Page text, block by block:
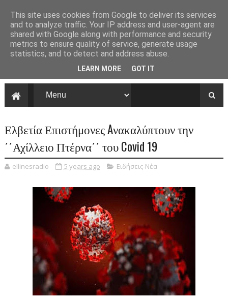
Ελβετία Επιστήμονες Aνακαλύπτουν την
΄΄Αχίλλειο Πτέρνα΄΄ του Covid 19
ellinesradio 5 years ago Ειδήσεις-Νέα
This site uses cookies from Google to deliver its services
and to analyze traffic. Your IP address and user-agent are
shared with Google along with performance and security
metrics to ensure quality of service, generate usage
statistics, and to detect and address abuse.
LEARN MORE GOT IT